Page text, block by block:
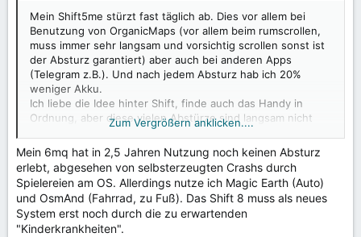
Mein Shift5me stürzt fast täglich ab. Dies vor allem bei
Benutzung von OrganicMaps (vor allem beim rumscrollen,
muss immer sehr langsam und vorsichtig scrollen sonst ist
der Absturz garantiert) aber auch bei anderen Apps
(Telegram z.B.). Und nach jedem Absturz hab ich 20%
weniger Akku.
Ich liebe die Idee hinter Shift, finde auch das Handy in
Ordnung, aber diese vielen Abstürze sind langsam nicht
mehr tragbar. Vor allem wenn ich in den Bergen mit GPS
unterwegs bin, möchte ich ein verlässlicheres Handy
haben.
Hier die Frage: Ist das SHIFT6mq besser bezüglich Absturz
oder riskiere ich den gleichen Frust beim Kauf des
SHIFT6mq? Und ja ich möchte bei Organic Map bleiben.
Zum Vergrößern anklicken....
Mein 6mq hat in 2,5 Jahren Nutzung noch keinen Absturz
erlebt, abgesehen von selbsterzeugten Crashs durch
Spielereien am OS. Allerdings nutze ich Magic Earth (Auto)
und OsmAnd (Fahrrad, zu Fuß). Das Shift 8 muss als neues
System erst noch durch die zu erwartenden
"Kinderkrankheiten".